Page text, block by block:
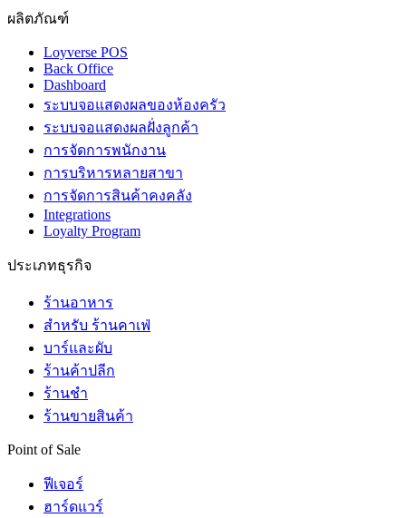
ผลิตภัณฑ์
Loyverse POS
Back Office
Dashboard
ระบบจอแสดงผลของห้องครัว
ระบบจอแสดงผลฝั่งลูกค้า
การจัดการพนักงาน
การบริหารหลายสาขา
การจัดการสินค้าคงคลัง
Integrations
Loyalty Program
ประเภทธุรกิจ
ร้านอาหาร
สำหรับ ร้านคาเฟ่
บาร์และผับ
ร้านค้าปลีก
ร้านชำ
ร้านขายสินค้า
Point of Sale
ฟีเจอร์
ฮาร์ดแวร์